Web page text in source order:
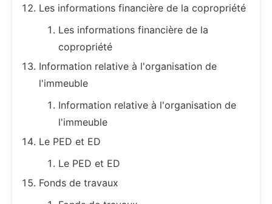
Les informations financière de la copropriété
Les informations financière de la
copropriété
Information relative à l'organisation de
l'immeuble
Information relative à l'organisation de
l'immeuble
Le PED et ED
Le PED et ED
Fonds de travaux